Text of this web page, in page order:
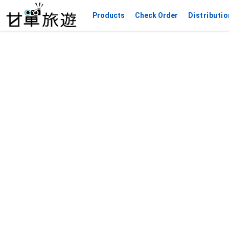
Products Check Order